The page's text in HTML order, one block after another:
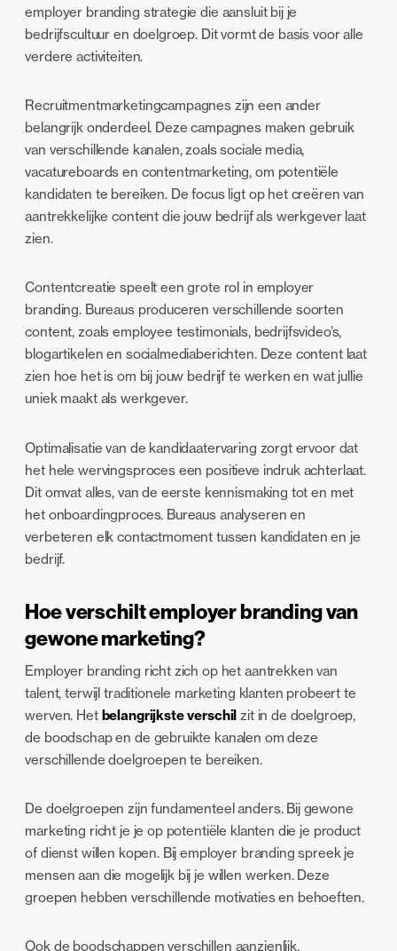
employer branding strategie die aansluit bij je
bedrijfscultuur en doelgroep. Dit vormt de basis voor alle
verdere activiteiten.
Recruitmentmarketingcampagnes zijn een ander
belangrijk onderdeel. Deze campagnes maken gebruik
van verschillende kanalen, zoals sociale media,
vacatureboards en contentmarketing, om potentiële
kandidaten te bereiken. De focus ligt op het creëren van
aantrekkelijke content die jouw bedrijf als werkgever laat
zien.
Contentcreatie speelt een grote rol in employer
branding. Bureaus produceren verschillende soorten
content, zoals employee testimonials, bedrijfsvideo’s,
blogartikelen en socialmediaberichten. Deze content laat
zien hoe het is om bij jouw bedrijf te werken en wat jullie
uniek maakt als werkgever.
Optimalisatie van de kandidaatervaring zorgt ervoor dat
het hele wervingsproces een positieve indruk achterlaat.
Dit omvat alles, van de eerste kennismaking tot en met
het onboardingproces. Bureaus analyseren en
verbeteren elk contactmoment tussen kandidaten en je
bedrijf.
Hoe verschilt employer branding van
gewone marketing?
Employer branding richt zich op het aantrekken van
talent, terwijl traditionele marketing klanten probeert te
werven. Het belangrijkste verschil zit in de doelgroep,
de boodschap en de gebruikte kanalen om deze
verschillende doelgroepen te bereiken.
De doelgroepen zijn fundamenteel anders. Bij gewone
marketing richt je je op potentiële klanten die je product
of dienst willen kopen. Bij employer branding spreek je
mensen aan die mogelijk bij je willen werken. Deze
groepen hebben verschillende motivaties en behoeften.
Ook de boodschappen verschillen aanzienlijk.